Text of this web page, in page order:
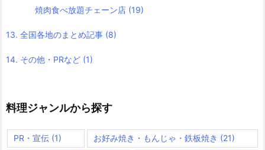
焼肉食べ放題チェーン店 (19)
13. 全国各地のまとめ記事 (8)
14. その他・PRなど (1)
料理ジャンルから探す
PR・宣伝 (1) お好み焼き・もんじゃ・鉄板焼き (21)